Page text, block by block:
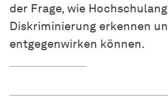
der Frage, wie
Diskriminierung erkennen
entgegenwirken können.